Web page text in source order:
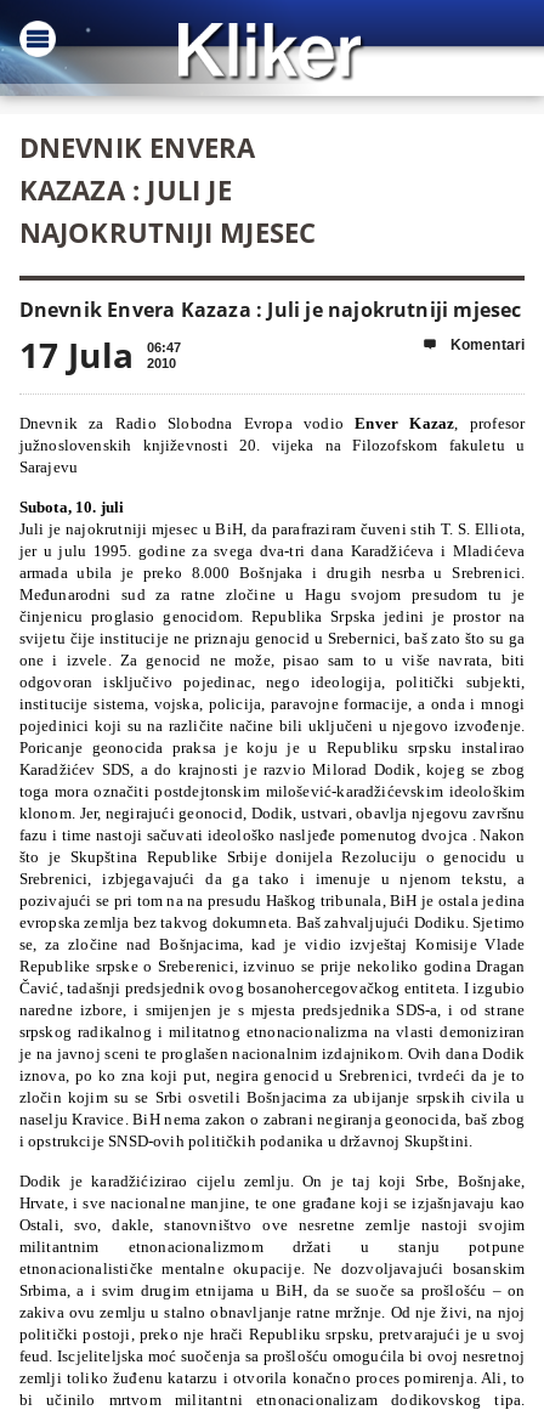
DNEVNIK ENVERA
KAZAZA : JULI JE
NAJOKRUTNIJI MJESEC
Dnevnik Envera Kazaza : Juli je najokrutniji mjesec
17 Jula
06:47
2010
 Komentari
Dnevnik za Radio Slobodna Evropa vodioEnver Kazaz , profesor
južnoslovenskih književnosti 20. vijeka na Filozofskom fakuletu u
Sarajevu
Subota, 10. juli
Juli je najokrutniji mjesec u BiH, da parafraziram čuveni stih T. S. Elliota,
jer u julu 1995. godine za svega dva-tri dana Karadžićeva i Mladićeva
armada ubila je preko 8.000 Bošnjaka i drugih nesrba u Srebrenici.
Međunarodni sud za ratne zločine u Hagu svojom presudom tu je
činjenicu proglasio genocidom. Republika Srpska jedini je prostor na
svijetu čije institucije ne priznaju genocid u Srebernici, baš zato što su ga
one i izvele. Za genocid ne može, pisao sam to u više navrata, biti
odgovoran isključivo pojedinac, nego ideologija, politički subjekti,
institucije sistema, vojska, policija, paravojne formacije, a onda i mnogi
pojedinici koji su na različite načine bili uključeni u njegovo izvođenje.
Poricanje geonocida praksa je koju je u Republiku srpsku instalirao
Karadžićev SDS, a do krajnosti je razvio Milorad Dodik, kojeg se zbog
toga mora označiti postdejtonskim milošević-karadžićevskim ideološkim
klonom. Jer, negirajući geonocid, Dodik, ustvari, obavlja njegovu završnu
fazu i time nastoji sačuvati ideološko nasljeđe pomenutog dvojca . Nakon
što je Skupština Republike Srbije donijela Rezoluciju o genocidu u
Srebrenici, izbjegavajući da ga tako i imenuje u njenom tekstu, a
pozivajući se pri tom na na presudu Haškog tribunala, BiH je ostala jedina
evropska zemlja bez takvog dokumneta. Baš zahvaljujući Dodiku. Sjetimo
se, za zločine nad Bošnjacima, kad je vidio izvještaj Komisije Vlade
Republike srpske o Sreberenici, izvinuo se prije nekoliko godina Dragan
Čavić, tadašnji predsjednik ovog bosanohercegovačkog entiteta. I izgubio
naredne izbore, i smijenjen je s mjesta predsjednika SDS-a, i od strane
srpskog radikalnog i militatnog etnonacionalizma na vlasti demoniziran
je na javnoj sceni te proglašen nacionalnim izdajnikom. Ovih dana Dodik
iznova, po ko zna koji put, negira genocid u Srebrenici, tvrdeći da je to
zločin kojim su se Srbi osvetili Bošnjacima za ubijanje srpskih civila u
naselju Kravice. BiH nema zakon o zabrani negiranja geonocida, baš zbog
i opstrukcije SNSD-ovih političkih podanika u državnoj Skupštini.
Dodik je karadžićizirao cijelu zemlju. On je taj koji Srbe, Bošnjake,
Hrvate, i sve nacionalne manjine, te one građane koji se izjašnjavaju kao
Ostali, svo, dakle, stanovništvo ove nesretne zemlje nastoji svojim
militantnim etnonacionalizmom držati u stanju potpune
etnonacionalističke mentalne okupacije. Ne dozvoljavajući bosanskim
Srbima, a i svim drugim etnijama u BiH, da se suoče sa prošlošću – on
zakiva ovu zemlju u stalno obnavljanje ratne mržnje. Od nje živi, na njoj
politički postoji, preko nje hrači Republiku srpsku, pretvarajući je u svoj
feud. Iscjeliteljska moć suočenja sa prošlošću omogućila bi ovoj nesretnoj
zemlji toliko žuđenu katarzu i otvorila konačno proces pomirenja. Ali, to
bi učinilo mrtvom militantni etnonacionalizam dodikovskog tipa.